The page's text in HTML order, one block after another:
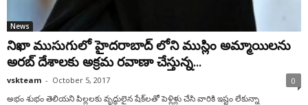
News
నిఖా ముసుగులో హైదరాబాద్ లోని ముస్లిం అమ్మాయిలను
అరబ్ దేశాలకు అక్రమ రవాణా చేస్తున్న...
vskteam - October 5, 2017 0
అభం శుభం తెలియని పిల్లలకు వృద్ధులైన షేక్‌లతో పెళ్లిళ్లు చేసి వారికి ఇష్టం లేకున్నా